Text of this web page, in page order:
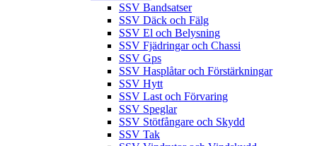
SSV Bandsatser
SSV Däck och Fälg
SSV El och Belysning
SSV Fjädringar och Chassi
SSV Gps
SSV Hasplåtar och Förstärkningar
SSV Hytt
SSV Last och Förvaring
SSV Speglar
SSV Stötfångare och Skydd
SSV Tak